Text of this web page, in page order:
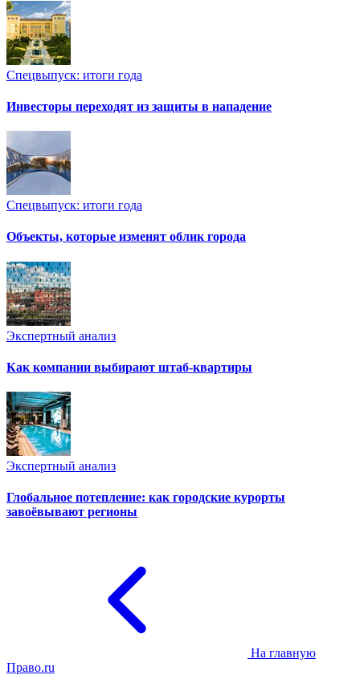
Спецвыпуск: итоги года
Инвесторы переходят из защиты в нападение
Спецвыпуск: итоги года
Объекты, которые изменят облик города
Экспертный анализ
Как компании выбирают штаб-квартиры
Экспертный анализ
Глобальное потепление: как городские курорты
завоёвывают регионы
На главную
Право.ru